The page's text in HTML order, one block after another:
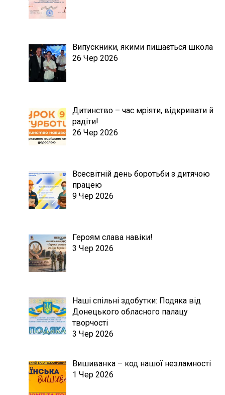
Випускники, якими пишається школа
26 Чер 2026
Дитинство – час мріяти, відкривати й
радіти!
26 Чер 2026
Всесвітній день боротьби з дитячою
працею
9 Чер 2026
Героям слава навіки!
3 Чер 2026
Наші спільні здобутки: Подяка від
Донецького обласного палацу
творчості
3 Чер 2026
Вишиванка – код нашої незламності
1 Чер 2026